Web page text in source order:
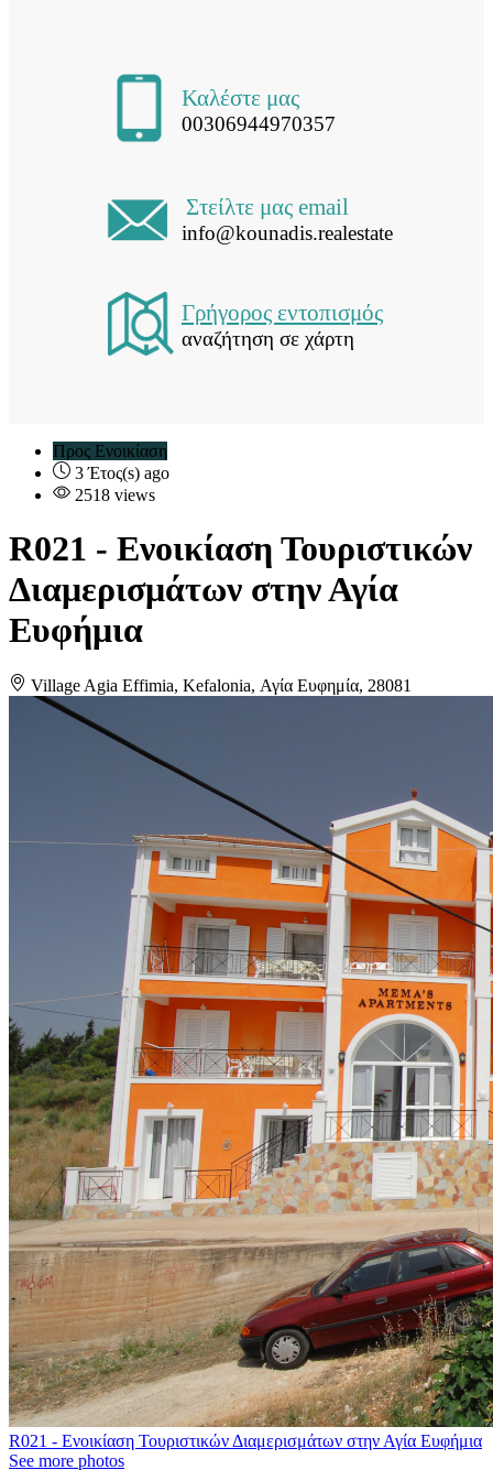
Καλέστε μας
00306944970357
Στείλτε μας email
info@kounadis.realestate
Γρήγορος εντοπισμός
αναζήτηση σε χάρτη
Προς Ενοικίαση
3 Έτος(s) ago
2518 views
R021 - Ενοικίαση Τουριστικών
Διαμερισμάτων στην Αγία
Ευφήμια
Village Agia Effimia, Kefalonia, Αγία Ευφημία, 28081
R021 - Ενοικίαση Τουριστικών Διαμερισμάτων στην Αγία Ευφήμια
See more photos